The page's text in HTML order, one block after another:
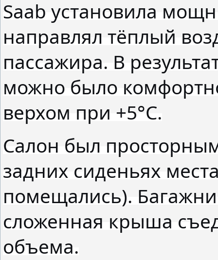
Saab установила
направлял тёплый
пассажира. В
можно было
верхом при +5°C.
Салон был
задних сиденьях
помещались).
сложенная крыша
объема.